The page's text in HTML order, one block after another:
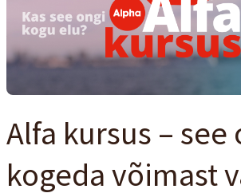
Alfa kursus – see
kogeda võimast
kogeda
võimast
väge
usklikega